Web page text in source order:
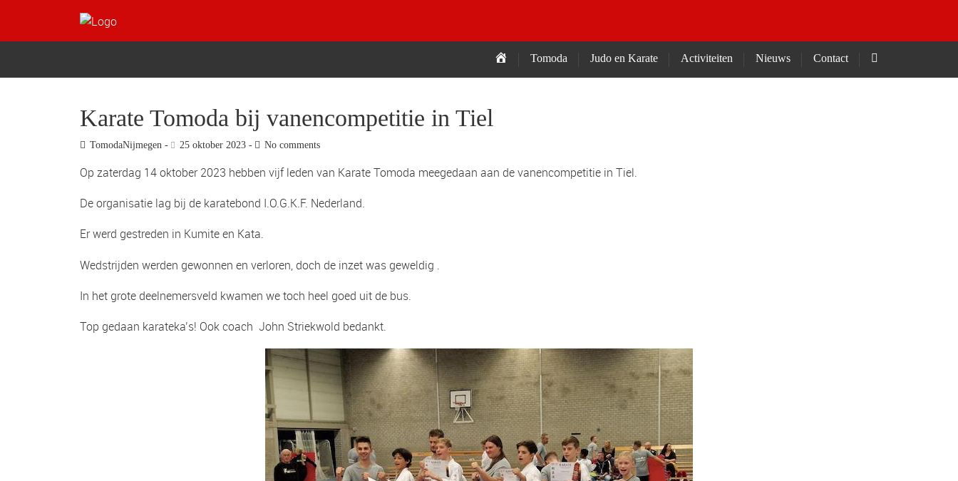
TomodaTomoda Judo en Karate Activiteiten Nieuws Contact
Karate Tomoda bij vanencompetitie in Tiel
TomodaNijmegen 25 oktober 2023 No comments
Op zaterdag 14 oktober 2023 hebben vijf leden van Karate Tomoda meegedaan aan de vanencompetitie in Tiel.
De organisatie lag bij de karatebond I.O.G.K.F. Nederland.
Er werd gestreden in Kumite en Kata.
Wedstrijden werden gewonnen en verloren, doch de inzet was geweldig .
In het grote deelnemersveld kwamen we toch heel goed uit de bus.
Top gedaan karateka’s! Ook coach John Striekwold bedankt.